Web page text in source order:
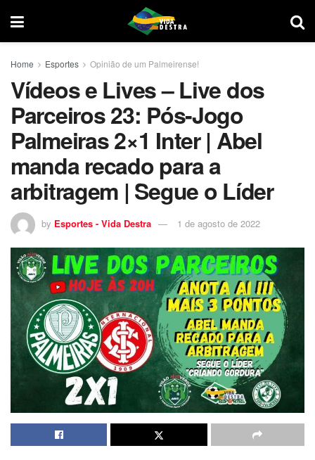
Home Esportes Opinião de um Palmeirense!
Vídeos e Lives – Live dos
Parceiros 23: Pós-Jogo
Palmeiras 2×1 Inter | Abel
manda recado para a
arbitragem | Segue o Líder
by Esportes - Vida Destra 1 de agosto de 2022